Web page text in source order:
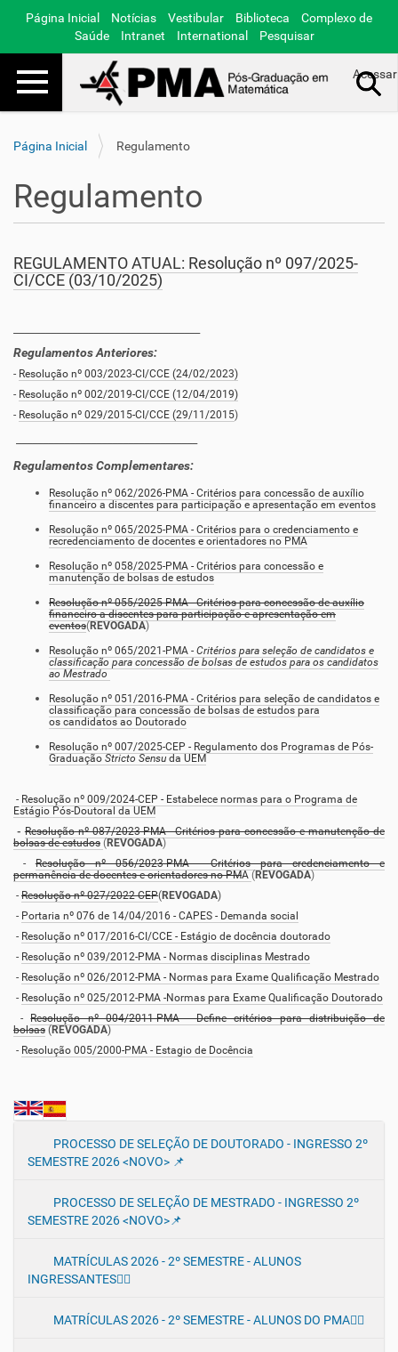
Página Inicial Notícias Vestibular Biblioteca
Complexo de
Saúde
Intranet International Pesquisar
Toggle navigation Acessar
Página Inicial Regulamento
a
ç
PROCESSO DE SELEÇÃO DE DOUTORADO - INGRESSO 2º
SEMESTRE 2026 <NOVO> 📌
PROCESSO DE SELEÇÃO DE MESTRADO - INGRESSO 2º
SEMESTRE 2026 <NOVO>📌
MATRÍCULAS 2026 - 2º SEMESTRE - ALUNOS
INGRESSANTES✍🏻
MATRÍCULAS 2026 - 2º SEMESTRE - ALUNOS DO PMA✍🏻
Regulamento
REGULAMENTO ATUAL: Resolução nº 097/2025-
CI/CCE (03/10/2025)
Regulamentos Anteriores:
- Resolução nº 003/2023-CI/CCE (24/02/2023)
- Resolução nº 002/2019-CI/CCE (12/04/2019)
- Resolução nº 029/2015-CI/CCE (29/11/2015)
Regulamentos Complementares:
Resolução nº 062/2026-PMA - Critérios para concessão de auxílio
financeiro a discentes para participação e apresentação em eventos
Resolução nº 065/2025-PMA - Critérios para o credenciamento e
recredenciamento de docentes e orientadores no PMA
Resolução nº 058/2025-PMA - Critérios para concessão e
manutenção de bolsas de estudos
Resolução nº 055/2025-PMA - Critérios para concessão de auxílio
financeiro a discentes para participação e apresentação em
eventos(REVOGADA)
Resolução nº 065/2021-PMA - Critérios para seleção de candidatos e
classificação para concessão de bolsas de estudos para os candidatos
ao Mestrado
Resolução nº 051/2016-PMA - Critérios para seleção de candidatos e
classificação para concessão de bolsas de estudos para
os candidatos ao Doutorado
Resolução nº 007/2025-CEP - Regulamento dos Programas de Pós-
Graduação Stricto Sensu da UEM
- Resolução nº 009/2024-CEP - Estabelece normas para o Programa de
Estágio Pós-Doutoral da UEM
-Resoluçãonº 087/2023-PMA - Critérios para concessão e manutenção de
bolsas de estudos (REVOGADA)
-Resolução nº 056/2023-PMA - Critérios para credenciamento e
permanência de docentes e orientadores no PMA (REVOGADA)
- Resolução nº 027/2022-CEP(REVOGADA)
- Portaria nº 076 de 14/04/2016 - CAPES - Demanda social
- Resolução nº 017/2016-CI/CCE - Estágio de docência doutorado
- Resolução nº 039/2012-PMA - Normas disciplinas Mestrado
- Resolução nº 026/2012-PMA - Normas para Exame Qualificação Mestrado
- Resolução nº 025/2012-PMA -Normas para Exame Qualificação Doutorado
-Resolução nº 004/2011-PMA - Define critérios para distribuição de
bolsas (REVOGADA)
- Resolução 005/2000-PMA - Estagio de Docência